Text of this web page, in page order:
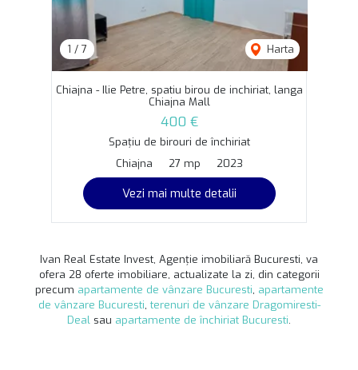
1 / 7 Harta
Chiajna - Ilie Petre, spatiu birou de inchiriat, langa
Chiajna Mall
400 €
Spațiu de birouri de închiriat
Chiajna
27 mp 2023
Vezi mai multe detalii
Ivan Real Estate Invest, Agenție imobiliară Bucuresti, va
ofera 28 oferte imobiliare, actualizate la zi, din categorii
precum apartamente de vânzare Bucuresti, apartamente
de vânzare Bucuresti,terenuri de vânzare Dragomiresti-
Deal sau apartamente de închiriat Bucuresti.